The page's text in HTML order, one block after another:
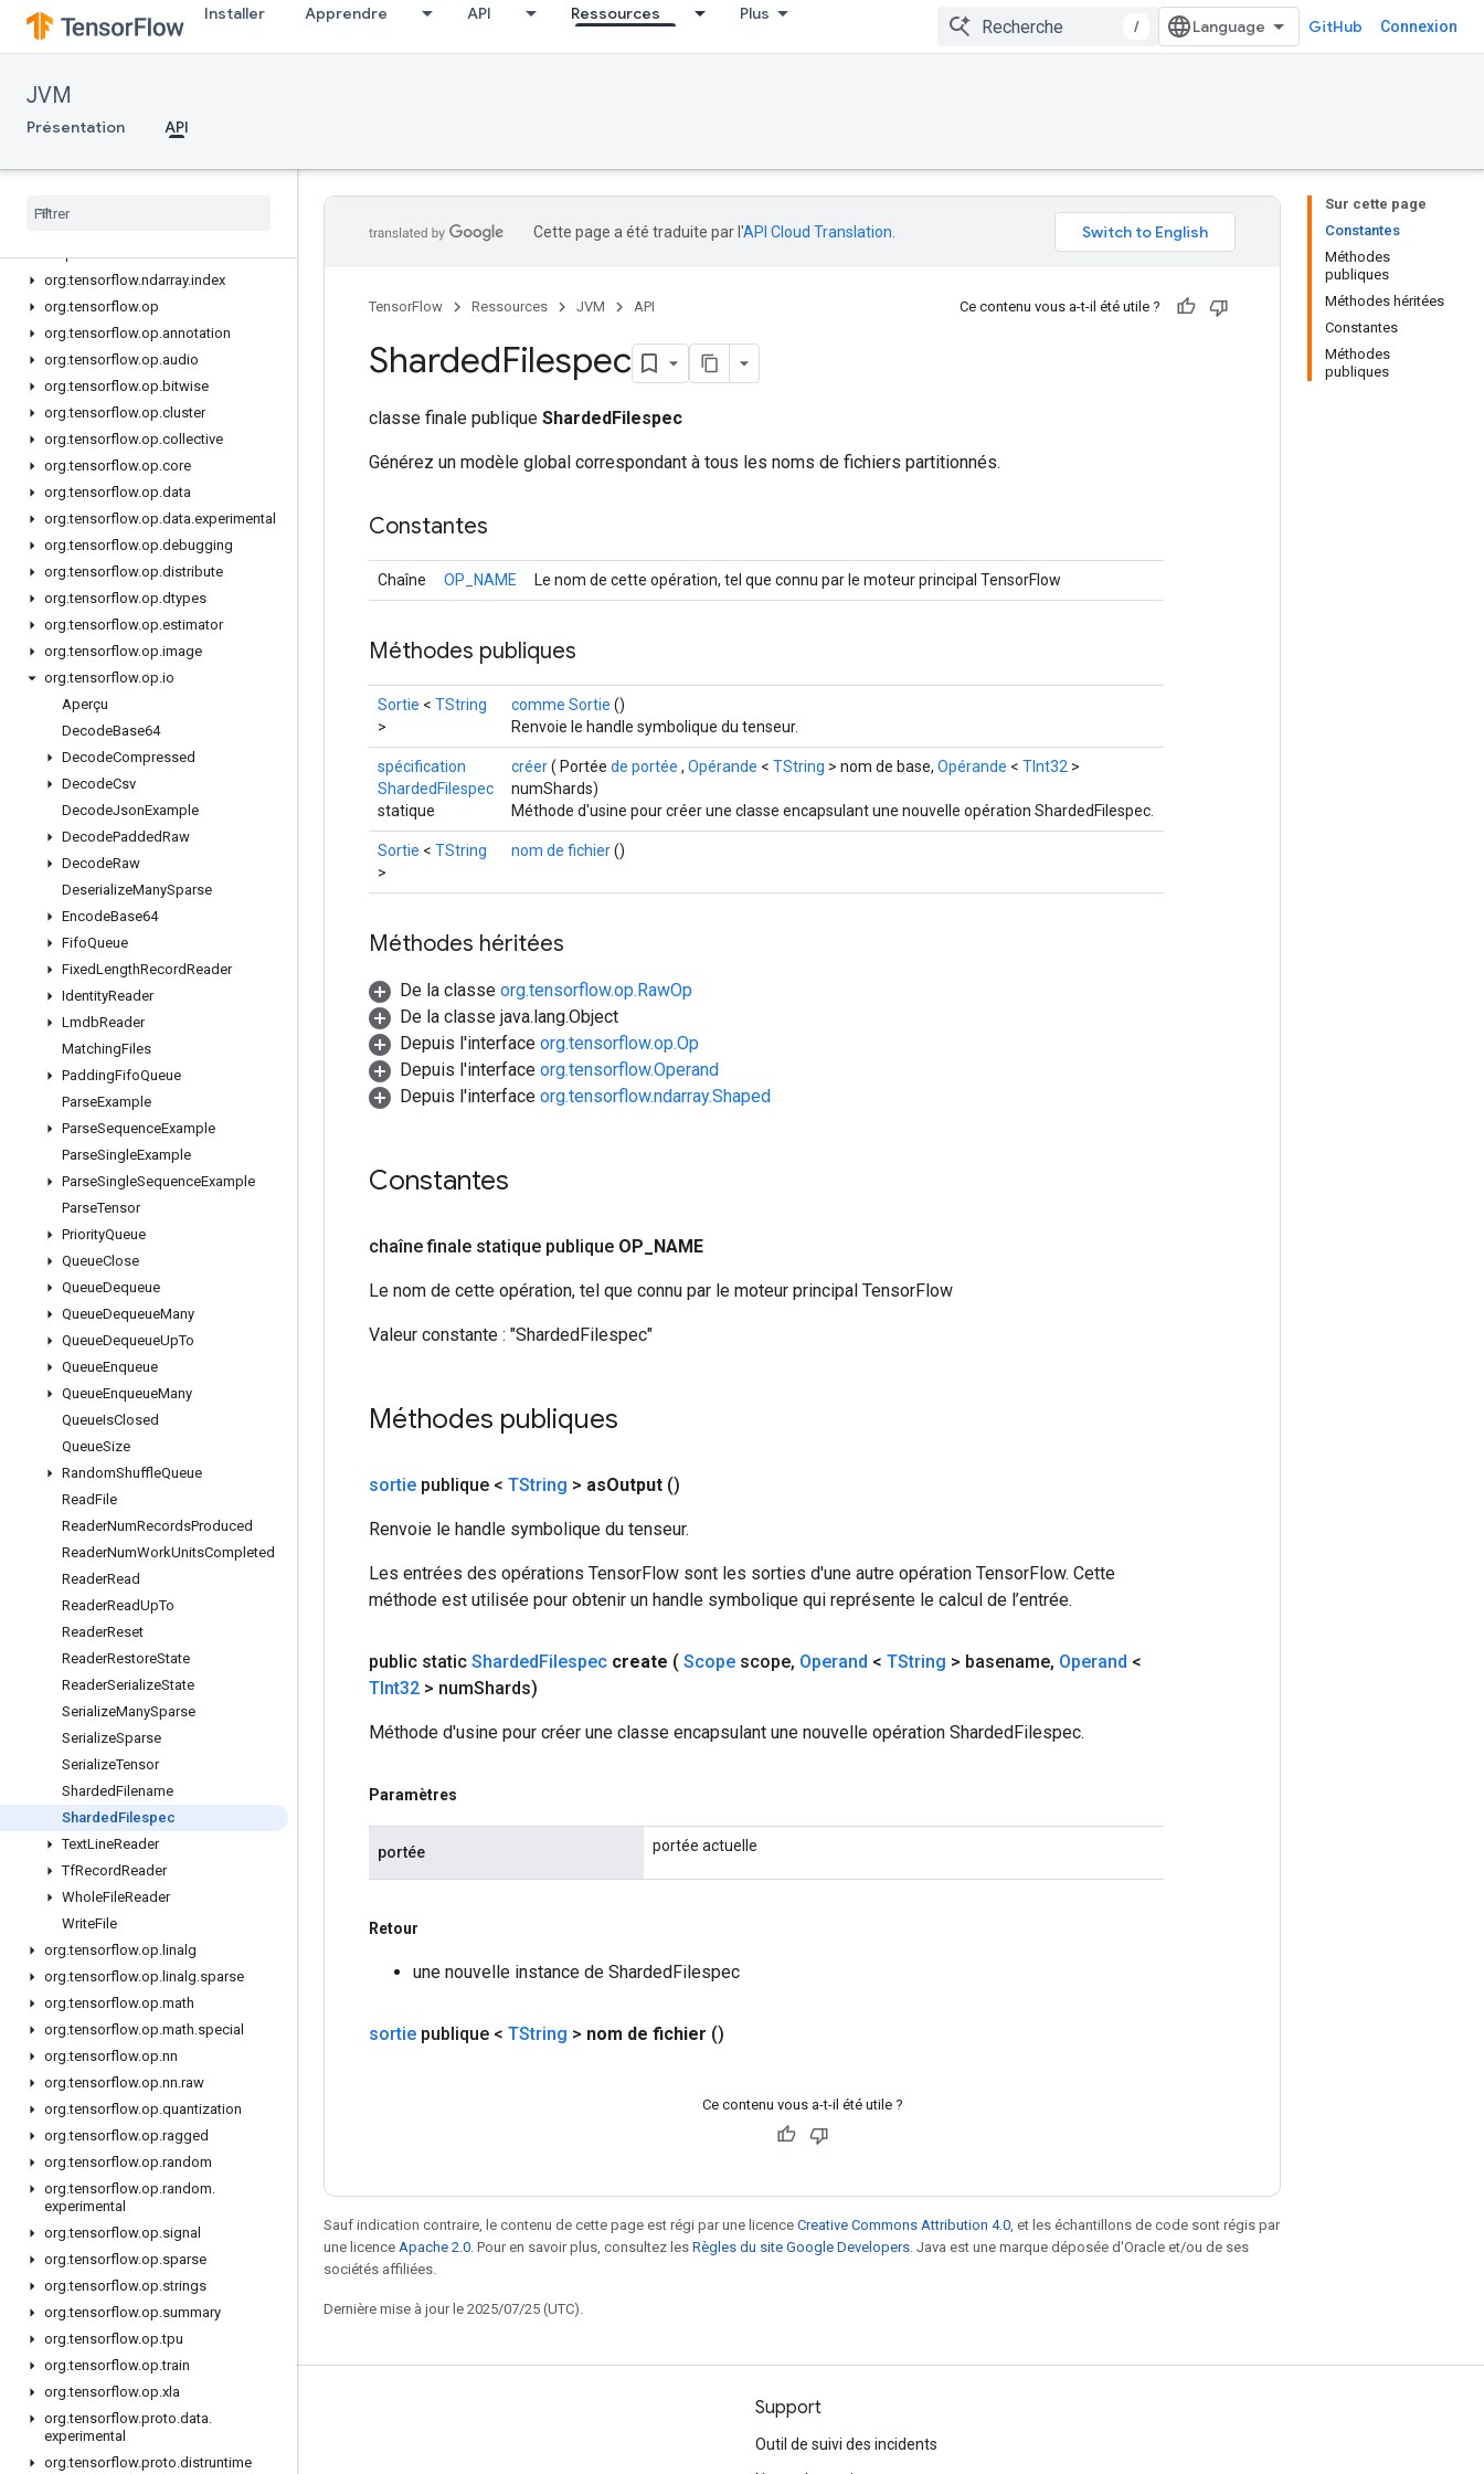
Installer Apprendre API Ressources Plus
/ GitHub Connexion
JVM
Présentation API
org.tensorflow.ndarray.impl.buffer
org.tensorflow.ndarray.impl.buffer.adapter
org.tensorflow.ndarray.impl.buffer.misc
org.tensorflow.ndarray.impl.buffer.raw
org.tensorflow.ndarray.impl.dense
dimension
sequence
org.tensorflow.ndarray.index
org.tensorflow.op
org.tensorflow.op.annotation
org.tensorflow.op.audio
org.tensorflow.op.bitwise
org.tensorflow.op.cluster
org.tensorflow.op.collective
org.tensorflow.op.core
org.tensorflow.op.data
org.tensorflow.op.data.experimental
org.tensorflow.op.debugging
org.tensorflow.op.distribute
org.tensorflow.op.dtypes
org.tensorflow.op.estimator
org.tensorflow.op.image
org.tensorflow.op.io
Aperçu
DecodeBase64
DecodeCompressed
DecodeCsv
DecodeJsonExample
DecodePaddedRaw
DecodeRaw
DeserializeManySparse
EncodeBase64
FifoQueue
FixedLengthRecordReader
IdentityReader
LmdbReader
MatchingFiles
PaddingFifoQueue
ParseExample
ParseSequenceExample
ParseSingleExample
ParseSingleSequenceExample
ParseTensor
PriorityQueue
QueueClose
QueueDequeue
QueueDequeueMany
QueueDequeueUpTo
QueueEnqueue
QueueEnqueueMany
QueueIsClosed
QueueSize
RandomShuffleQueue
ReadFile
ReaderNumRecordsProduced
ReaderNumWorkUnitsCompleted
ReaderRead
ReaderReadUpTo
ReaderReset
ReaderRestoreState
ReaderSerializeState
SerializeManySparse
SerializeSparse
SerializeTensor
ShardedFilename
Sharded Filespec
TextLineReader
TfRecordReader
WholeFileReader
WriteFile
org.tensorflow.op. linalg
org.tensorflow.op. linalg.sparse
org.tensorflow.op.math
org.tensorflow.op.math.special
org.tensorflow.op.nn
org.tensorflow.op.nn.raw
org.tensorflow.op.quantization
org.tensorflow.op.ragged
org.tensorflow.op.random
org.tensorflow.op.random.
experimental
org.tensorflow.op.signal
org.tensorflow.op.sparse
org.tensorflow.op.strings
org.tensorflow.op.summary
org.tensorflow.op.tpu
org.tensorflow.op.train
org.tensorflow.op.xla
org.tensorflow.proto.data.
experimental
org.tensorflow.proto.distruntime
Sur cette page
Constantes
Méthodes
publiques
Méthodes héritées
Constantes
Méthodes
publiques
Cette page a été traduite par l'API Cloud Translation
TensorFlow Ressources JVM API Ce contenu vous a-t-il été utile ?
ShardedFilespec
classe finale publique ShardedFilespec
Générez un modèle global correspondant à tous les noms de fichiers partitionnés.
Constantes
Chaîne OP_NAME Le nom de cette opération, tel que connu par le moteur principal TensorFlow
Méthodes publiques
Sortie < TString
>
comme Sortie ()
Renvoie le handle symbolique du tenseur.
spécification
ShardedFilespec
statique
créer( Portée de portée , Opérande < TString > nom de base, Opérande < TInt32 >
numShards)
Méthode d'usine pour créer une classe encapsulant une nouvelle opération ShardedFilespec.
Sortie < TString
>
nom de fichier()
Méthodes héritées
De la classe org.tensorflow.op.RawOp
De la classe java.lang.Object
Depuis l'interface org.tensorflow.op.Op
Depuis l'interface org.tensorflow.Operand
Depuis l'interface org.tensorflow.ndarray.Shaped
Constantes
chaîne finale statique publique OP NAME
Le nom de cette opération, tel que connu par le moteur principal TensorFlow
Valeur constante : "ShardedFilespec"
Méthodes publiques
sortie publique < TString > asOutput ()
Renvoie le handle symbolique du tenseur.
Les entrées des opérations TensorFlow sont les sorties d'une autre opération TensorFlow. Cette
méthode est utilisée pour obtenir un handle symbolique qui représente le calcul de l’entrée.
public static ShardedFilespec create ( Scope scope, Operand < TString > basename, Operand <
TInt32 > numShards)
Méthode d'usine pour créer une classe encapsulant une nouvelle opération ShardedFilespec.
Paramètres
portée portée actuelle
Retour
une nouvelle instance de ShardedFilespec
sortie publique < TString > nom de fichier ()
Ce contenu vous a-t-il été utile ?
Sauf indication contraire, le contenu de cette page est régi par une licence Creative Commons Attribution 4.0 , et les échantillons de code sont régis par
une licence Apache 2.0 . Pour en savoir plus, consultez les Règles du site Google Developers . Java est une marque déposée d'Oracle et/ou de ses
sociétés affiliées.
Dernière mise à jour le 2025/07/25 (UTC).
Rester connecté
Blog
Support
Outil de suivi des incidents